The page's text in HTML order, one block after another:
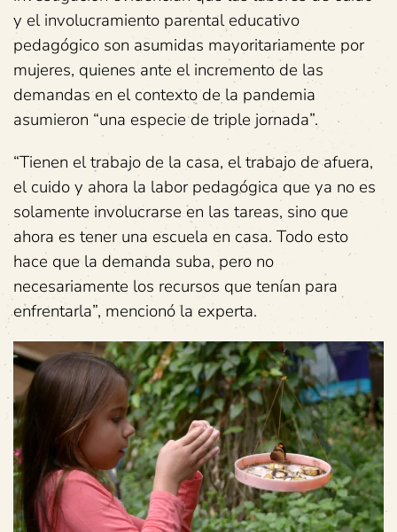
y el involucramiento parental educativo
pedagógico son asumidas mayoritariamente por
mujeres, quienes ante el incremento de las
demandas en el contexto de la pandemia
asumieron “una especie de triple jornada”.
“Tienen el trabajo de la casa, el trabajo de afuera,
el cuido y ahora la labor pedagógica que ya no es
solamente involucrarse en las tareas, sino que
ahora es tener una escuela en casa. Todo esto
hace que la demanda suba, pero no
necesariamente los recursos que tenían para
enfrentarla”, mencionó la experta.